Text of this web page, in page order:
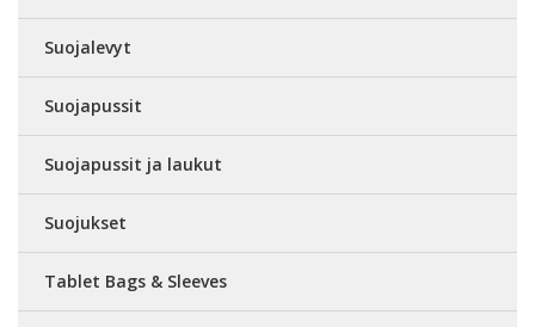
Suojalevyt
Suojapussit
Suojapussit ja laukut
Suojukset
Tablet Bags & Sleeves